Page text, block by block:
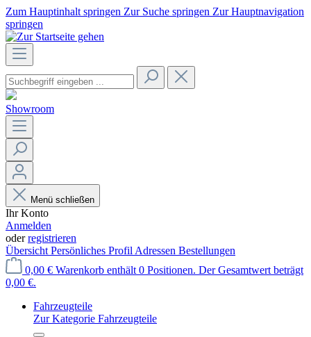
Zum Hauptinhalt springen Zur Suche springen Zur Hauptnavigation
springen
Showroom
Menü schließen
Ihr Konto
Anmelden
oderregistrieren
Übersicht Persönliches Profil Adressen Bestellungen
0,00 € Warenkorb enthält 0 Positionen. Der Gesamtwert beträgt
0,00 €.
Fahrzeugteile
Zur Kategorie Fahrzeugteile